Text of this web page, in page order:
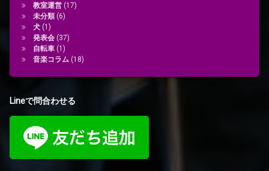
教室運営(17)
未分類(6)
犬(1)
発表会(37)
自転車(1)
音楽コラム (18)
Lineで問合わせる